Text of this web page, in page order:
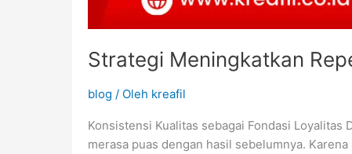
Strategi Meningkatkan
blog / Oleh kreafil
Konsistensi Kualitas sebagai Fondasi
merasa puas dengan hasil sebelumnya.